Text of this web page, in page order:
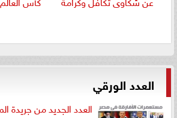
العدد الورقي
العدد الجديد من جريدة